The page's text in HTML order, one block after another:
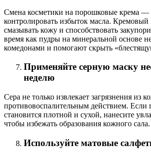
Смена косметики на порошковые крема —
контролировать избыток масла.
смазывать кожу и способствовать
время как пудры на минеральной основе
комедонами и помогают скрыть
Применяйте серную маску
неделю
Сера не только извлекает загрязнения из
противовоспалительным действием. Если
становится плотной и сухой, нанесите
чтобы избежать образования кожного сала.
Используйте матовые